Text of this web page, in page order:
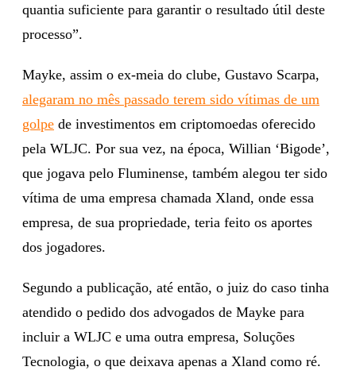
quantia suficiente para garantir o resultado útil deste
processo”.
Mayke, assim o ex-meia do clube, Gustavo Scarpa,
alegaram no mês passado terem sido vítimas de um
golpe de investimentos em criptomoedas oferecido
pela WLJC. Por sua vez, na época, Willian ‘Bigode’,
que jogava pelo Fluminense, também alegou ter sido
vítima de uma empresa chamada Xland, onde essa
empresa, de sua propriedade, teria feito os aportes
dos jogadores.
Segundo a publicação, até então, o juiz do caso tinha
atendido o pedido dos advogados de Mayke para
incluir a WLJC e uma outra empresa, Soluções
Tecnologia, o que deixava apenas a Xland como ré.